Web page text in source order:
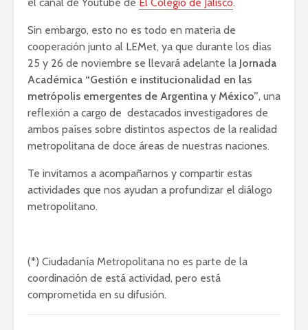
Sin embargo, esto no es todo en materia de
cooperación junto al LEMet, ya que durante los días
25 y 26 de noviembre se llevará adelante la Jornada
Académica “Gestión e institucionalidad en las
metrópolis emergentes de Argentina y México”, una
reflexión a cargo de destacados investigadores de
ambos países sobre distintos aspectos de la realidad
metropolitana de doce áreas de nuestras naciones.
Te invitamos a acompañarnos y compartir estas
actividades que nos ayudan a profundizar el diálogo
metropolitano.
(*) Ciudadanía Metropolitana no es parte de la
coordinación de está actividad, pero está
comprometida en su difusión.